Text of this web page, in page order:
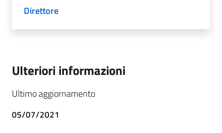
Direttore
Ulteriori informazioni
Ultimo aggiornamento
05/07/2021